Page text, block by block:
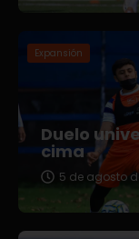
Expansión
Duelo
cima
5 de agosto